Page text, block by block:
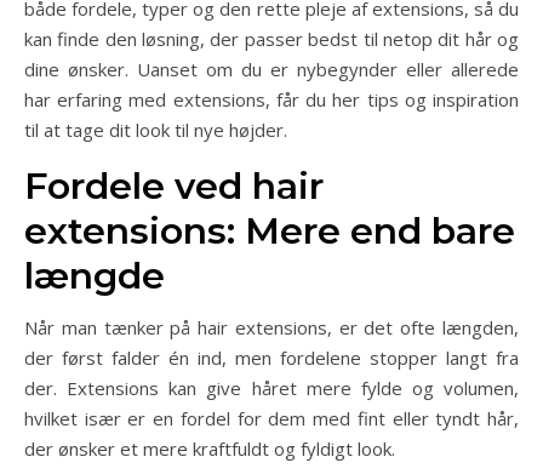
både fordele, typer og den rette pleje af extensions, så du
kan finde den løsning, der passer bedst til netop dit hår og
dine ønsker. Uanset om du er nybegynder eller allerede
har erfaring med extensions, får du her tips og inspiration
til at tage dit look til nye højder.
Fordele ved hair
extensions: Mere end bare
længde
Når man tænker på hair extensions, er det ofte længden,
der først falder én ind, men fordelene stopper langt fra
der. Extensions kan give håret mere fylde og volumen,
hvilket især er en fordel for dem med fint eller tyndt hår,
der ønsker et mere kraftfuldt og fyldigt look.